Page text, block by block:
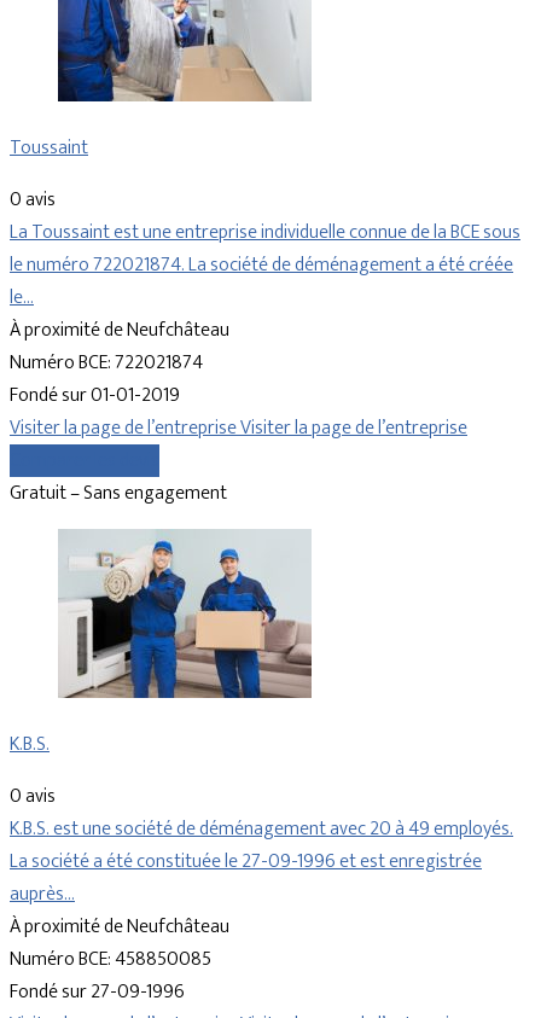
Toussaint
0 avis
La Toussaint est une entreprise individuelle connue de la BCE sous
le numéro 722021874. La société de déménagement a été créée
le…
À proximité de Neufchâteau
Numéro BCE: 722021874
Fondé sur 01-01-2019
Visiter la page de l’entrepriseVisiter la page de l’entreprise
Gratuit – Sans engagement
K.B.S.
0 avis
K.B.S. est une société de déménagement avec 20 à 49 employés.
La société a été constituée le 27-09-1996 et est enregistrée
auprès…
À proximité de Neufchâteau
Numéro BCE: 458850085
Fondé sur 27-09-1996